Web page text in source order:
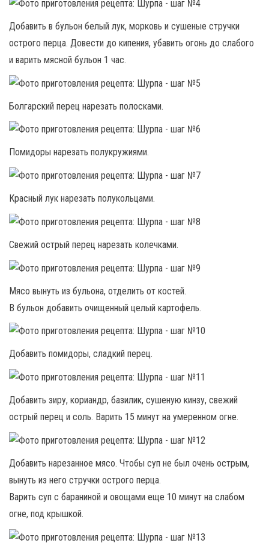
Добавить в бульон белый лук, морковь и сушеные стручки
острого перца. Довести до кипения, убавить огонь до слабого
и варить мясной бульон 1 час.
Болгарский перец нарезать полосками.
Помидоры нарезать полукружиями.
Красный лук нарезать полукольцами.
Свежий острый перец нарезать колечками.
Мясо вынуть из бульона, отделить от костей.
В бульон добавить очищенный целый картофель.
Добавить помидоры, сладкий перец.
Добавить зиру, кориандр, базилик, сушеную кинзу, свежий
острый перец и соль. Варить 15 минут на умеренном огне.
Добавить нарезанное мясо. Чтобы суп не был очень острым,
вынуть из него стручки острого перца.
Варить суп с бараниной и овощами еще 10 минут на слабом
огне, под крышкой.